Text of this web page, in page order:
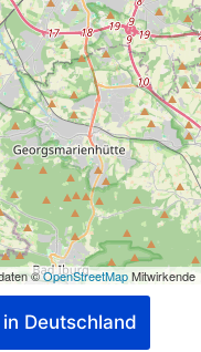
Deutschland